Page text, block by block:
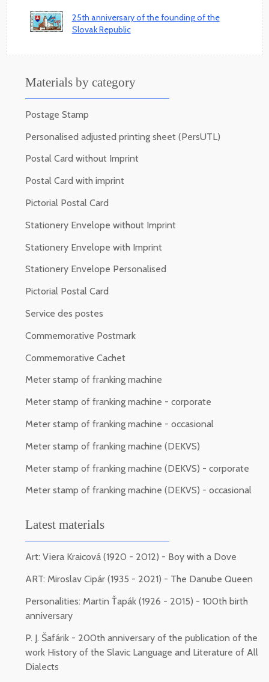
25th anniversary of the founding of the
Slovak Republic
Materials by category
Postage Stamp
Personalised adjusted printing sheet (PersUTL)
Postal Card without Imprint
Postal Card with imprint
Pictorial Postal Card
Stationery Envelope without Imprint
Stationery Envelope with Imprint
Stationery Envelope Personalised
Pictorial Postal Card
Service des postes
Commemorative Postmark
Commemorative Cachet
Meter stamp of franking machine
Meter stamp of franking machine - corporate
Meter stamp of franking machine - occasional
Meter stamp of franking machine (DEKVS)
Meter stamp of franking machine (DEKVS) - corporate
Meter stamp of franking machine (DEKVS) - occasional
Latest materials
Art: Viera Kraicová (1920 - 2012) - Boy with a Dove
ART: Miroslav Cipár (1935 - 2021) - The Danube Queen
Personalities: Martin Ťapák (1926 - 2015) - 100th birth
anniversary
P. J. Šafárik - 200th anniversary of the publication of the
work History of the Slavic Language and Literature of All
Dialects